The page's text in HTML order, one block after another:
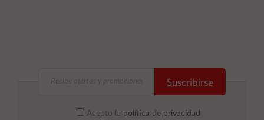
Suscribirse
Acepto la política de privacidad